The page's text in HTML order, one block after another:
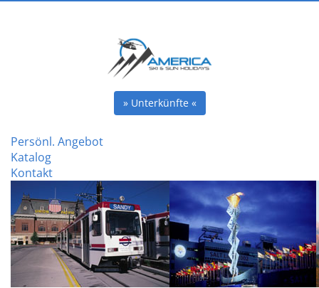
» Unterkünfte «
Persönl. Angebot
Katalog
Kontakt